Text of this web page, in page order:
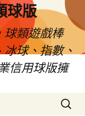
球版
球類遊戲棒
冰球、指數、
信用球版擁
搜
尋